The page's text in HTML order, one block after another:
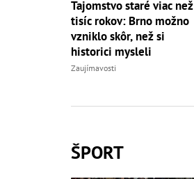
Tajomstvo staré viac než
tisíc rokov: Brno možno
vzniklo skôr, než si
historici mysleli
Zaujímavosti
ŠPORT